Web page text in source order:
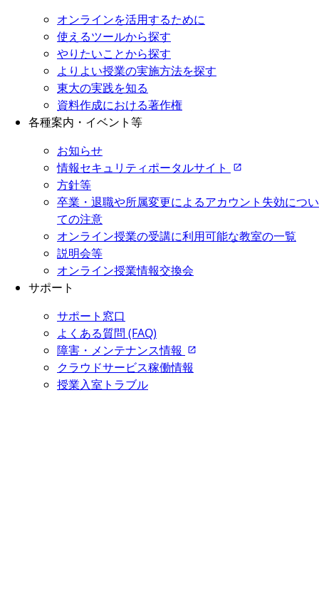
オンラインを活用するために
使えるツールから探す
やりたいことから探す
よりよい授業の実施方法を探す
東大の実践を知る
資料作成における著作権
各種案内・イベント等
お知らせ
情報セキュリティポータルサイト
方針等
卒業・退職や所属変更によるアカウント失効につい
ての注意
オンライン授業の受講に利用可能な教室の一覧
説明会等
オンライン授業情報交換会
サポート
サポート窓口
よくある質問 (FAQ)
障害・メンテナンス情報
クラウドサービス稼働情報
授業入室トラブル